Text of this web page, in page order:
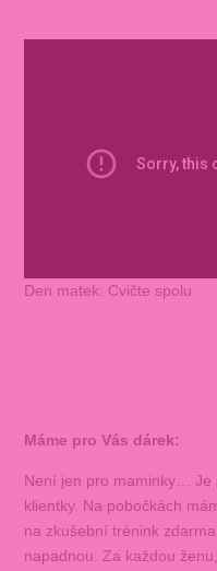
Den matek: Cvičte spolu
Máme pro Vás dárek:
Není jen pro maminky… Je
klientky. Na pobočkách
na zkušební trénink
napadnou. Za každou